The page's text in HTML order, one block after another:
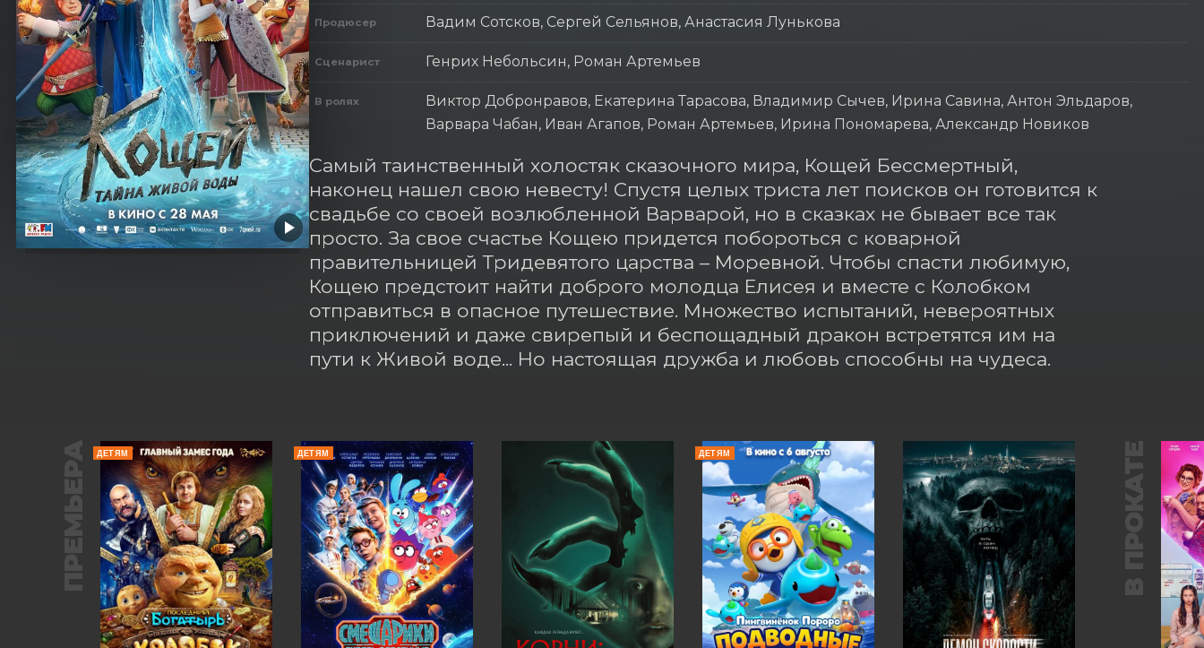
Продюсер Вадим Сотсков, Сергей Сельянов, Анастасия Лунькова
Сценарист Генрих Небольсин, Роман Артемьев
В ролях
Виктор Добронравов, Екатерина Тарасова, Владимир Сычев, Ирина Савина, Антон Эльдаров,
Варвара Чабан, Иван Агапов, Роман Артемьев, Ирина Пономарева, Александр Новиков
Самый таинственный холостяк сказочного мира, Кощей Бессмертный,
наконец нашел свою невесту! Спустя целых триста лет поисков он готовится к
свадьбе со своей возлюбленной Варварой, но в сказках не бывает все так
просто. За свое счастье Кощею придется побороться с коварной
правительницей Тридевятого царства – Моревной. Чтобы спасти любимую,
Кощею предстоит найти доброго молодца Елисея и вместе с Колобком
отправиться в опасное путешествие. Множество испытаний, невероятных
приключений и даже свирепый и беспощадный дракон встретятся им на
пути к Живой воде... Но настоящая дружба и любовь способны на чудеса.
ПРЕМЬЕРА ДЕТЯМ ДЕТЯМ ДЕТЯМ В ПРОКАТЕ